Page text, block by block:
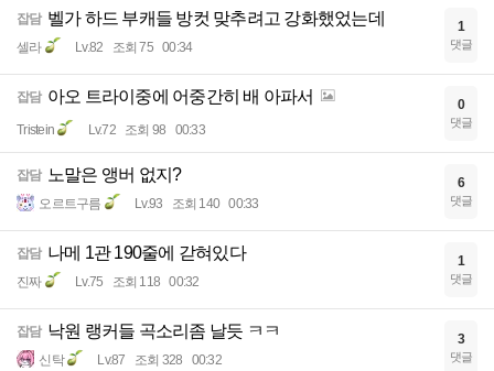
잡담 벨가 하드 부캐들 방컷 맞추려고 강화했었는데
셀라 Lv.82 조회 75 00:34
1
댓글
잡담 아오 트라이중에 어중간히 배 아파서
Tristein Lv.72 조회 98 00:33
0
댓글
잡담 노말은 앵버 없지?
오르트구름 Lv.93 조회 140 00:33
6
댓글
잡담 나메 1관 190줄에 갇혀있다
진짜 Lv.75 조회 118 00:32
1
댓글
잡담 낙원 랭커들 곡소리좀 날듯 ㅋㅋ
신탁 Lv.87 조회 328 00:32
3
댓글